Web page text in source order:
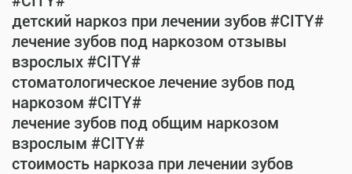
детский наркоз при лечении зубов #CITY#
лечение зубов под наркозом отзывы
взрослых #CITY#
стоматологическое лечение зубов под
наркозом #CITY#
лечение зубов под общим наркозом
взрослым #CITY#
стоимость наркоза при лечении зубов